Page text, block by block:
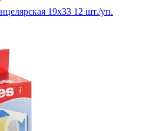
19х33 12 шт./уп.